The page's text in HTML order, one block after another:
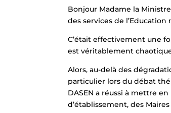
Bonjour Madame la
des services de
C’était effectivement une
est véritablement
Alors, au-delà des
particulier lors du débat
DASEN a réussi à mettre
d’établissement, des